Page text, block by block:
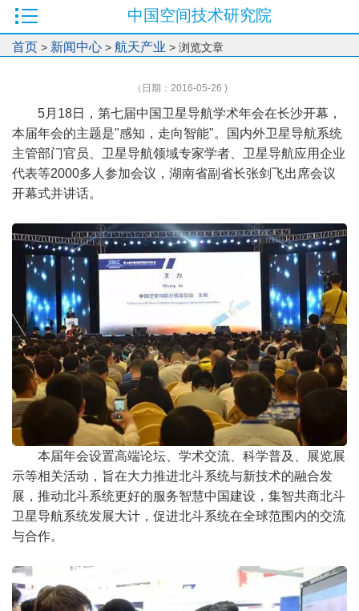
中国空间技术研究院
首页 > 新闻中心 > 航天产业 > 浏览文章
（日期：2016-05-26 )
5月18日，第七届中国卫星导航学术年会在长沙开幕，
本届年会的主题是"感知，走向智能"。国内外卫星导航系统
主管部门官员、卫星导航领域专家学者、卫星导航应用企业
代表等2000多人参加会议，湖南省副省长张剑飞出席会议
开幕式并讲话。
本届年会设置高端论坛、学术交流、科学普及、展览展
示等相关活动，旨在大力推进北斗系统与新技术的融合发
展，推动北斗系统更好的服务智慧中国建设，集智共商北斗
卫星导航系统发展大计，促进北斗系统在全球范围内的交流
与合作。